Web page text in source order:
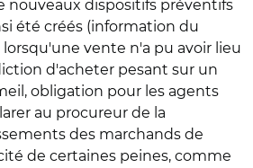
nouveaux dispositifs préventifs
été créés (information du
vente n'a pu avoir lieu
d'acheter pesant sur un
obligation pour les agents
au procureur de la
des marchands de
de certaines peines, comme